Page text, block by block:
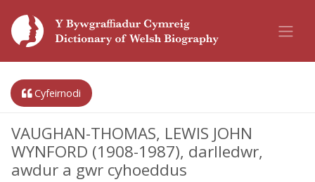
Cyfeirnodi
VAUGHAN-THOMAS, LEWIS JOHN
WYNFORD (1908-1987), darlledwr,
awdur a gwr cyhoeddus